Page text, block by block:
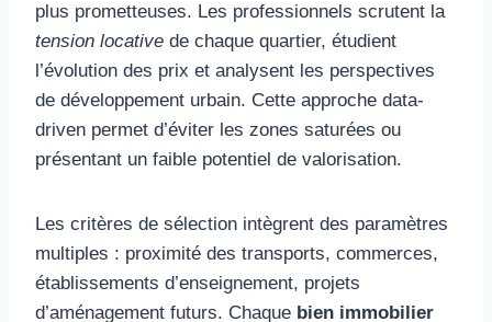
plus prometteuses. Les professionnels scrutent la
tension locative de chaque quartier, étudient
l’évolution des prix et analysent les perspectives
de développement urbain. Cette approche data-
driven permet d’éviter les zones saturées ou
présentant un faible potentiel de valorisation.
Les critères de sélection intègrent des paramètres
multiples : proximité des transports, commerces,
établissements d’enseignement, projets
d’aménagement futurs. Chaque bien immobilier